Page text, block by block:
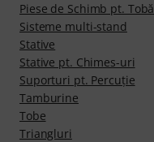
Piese de Schimb pt. Tobă
Sisteme multi-stand
Stative
Stative pt. Chimes-uri
Suporturi pt. Percuţie
Tamburine
Tobe
Triangluri